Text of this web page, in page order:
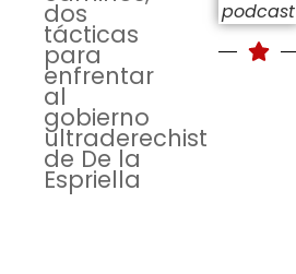
dos
tácticas
para
enfrentar
al
gobierno
ultraderechista
de De la
Espriella
podcast